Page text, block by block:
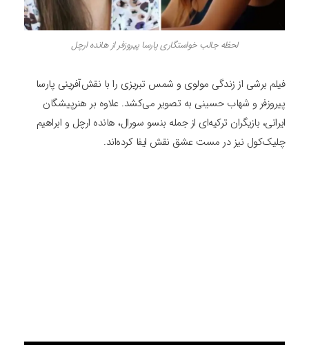
لحظه جالب خواستگاری پارسا پیروزفر از هانده ارچل
فیلم برشی از زندگی مولوی و شمس تبریزی را با نقش‌آفرینی پارسا
پیروزفر و شهاب حسینی به تصویر می‌کشد. علاوه بر هنرپیشگان
ایرانی، بازیگران ترکیه‌ای از جمله بنسو سورال، هانده ارچل و ابراهیم
چلیک‌کول نیز در مست عشق نقش ایفا کرده‌اند.